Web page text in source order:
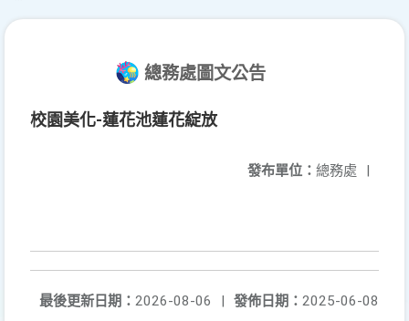
總務處圖文公告
校園美化-蓮花池蓮花綻放
發布單位： 總務處 |
發佈日期： 2025-06-08
最後更新日期： 2026-08-06
|